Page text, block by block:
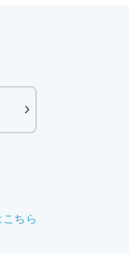
ちら